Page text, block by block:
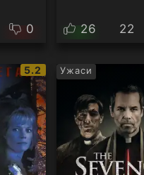
0 26 22
IMDb
рейтинг:
5.2 Ужаси